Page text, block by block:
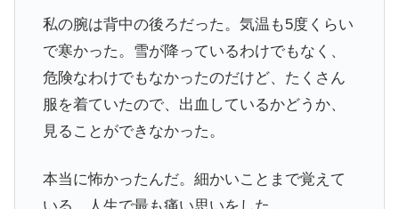
私の腕は背中の後ろだった。気温も5度くらい
で寒かった。雪が降っているわけでもなく、
危険なわけでもなかったのだけど、たくさん
服を着ていたので、出血しているかどうか、
見ることができなかった。
本当に怖かったんだ。細かいことまで覚えて